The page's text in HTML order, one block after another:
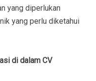
yang diperlukan
yang perlu diketahui
di dalam CV